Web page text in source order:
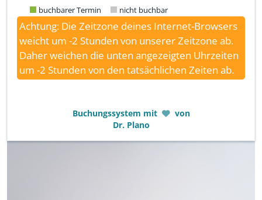
buchbarer Termin nicht buchbar
Achtung: Die Zeitzone deines Internet-Browsers
weicht um -2 Stunden von unserer Zeitzone ab.
Daher weichen die unten angezeigten Uhrzeiten
um -2 Stunden von den tatsächlichen Zeiten ab.
Buchungssystem mit
von
Dr. Plano